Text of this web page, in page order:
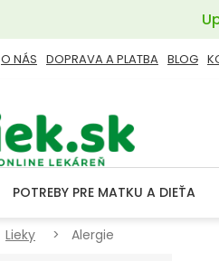
O NÁS DOPRAVA A PLATBA BLOG
POTREBY PRE MATKU A DIEŤA
Lieky Alergie